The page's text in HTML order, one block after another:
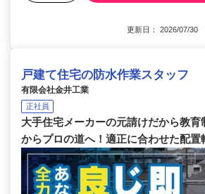
更新日： 2026/07/30
戸建て住宅の防水作業スタッフ
有限会社金井工業
正社員
大手住宅メーカーの元請けだから教育
からプロの道へ！適正に合わせた配置